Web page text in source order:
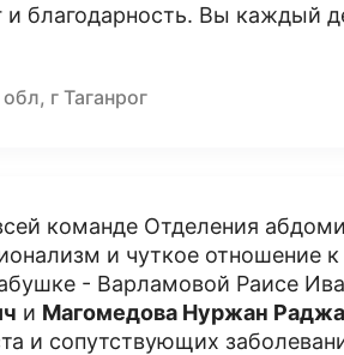
благодарность. Вы каждый
г Таганрог
команде Отделения
и чуткое отношение
- Варламовой Раисе
и Магомедова Нуржан
и сопутствующих